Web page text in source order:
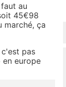
au
45€98
marché, ça
pas
en europe